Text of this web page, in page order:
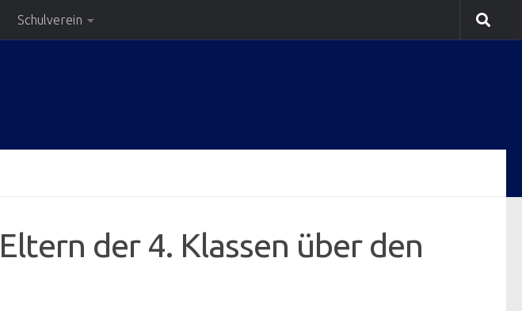
Schulverein
der 4. Klassen über den